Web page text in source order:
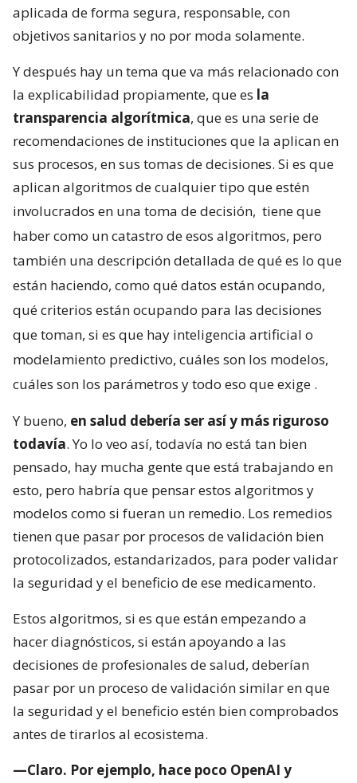
aplicada de forma segura, responsable, con
objetivos sanitarios y no por moda solamente.
Y después hay un tema que va más relacionado con
la explicabilidad propiamente, que es la
transparencia algorítmica, que es una serie de
recomendaciones de instituciones que la aplican en
sus procesos, en sus tomas de decisiones. Si es que
aplican algoritmos de cualquier tipo que estén
involucrados en una toma de decisión, tiene que
haber como un catastro de esos algoritmos, pero
también una descripción detallada de qué es lo que
están haciendo, como qué datos están ocupando,
qué criterios están ocupando para las decisiones
que toman, si es que hay inteligencia artificial o
modelamiento predictivo, cuáles son los modelos,
cuáles son los parámetros y todo eso que exige .
Y bueno, en salud debería ser así y más riguroso
todavía. Yo lo veo así, todavía no está tan bien
pensado, hay mucha gente que está trabajando en
esto, pero habría que pensar estos algoritmos y
modelos como si fueran un remedio. Los remedios
tienen que pasar por procesos de validación bien
protocolizados, estandarizados, para poder validar
la seguridad y el beneficio de ese medicamento.
Estos algoritmos, si es que están empezando a
hacer diagnósticos, si están apoyando a las
decisiones de profesionales de salud, deberían
pasar por un proceso de validación similar en que
la seguridad y el beneficio estén bien comprobados
antes de tirarlos al ecosistema.
—Claro. Por ejemplo, hace poco OpenAI y